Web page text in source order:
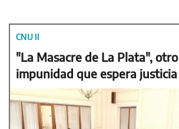
CNU II
"La Masacre de La Plata",
impunidad que espera justicia